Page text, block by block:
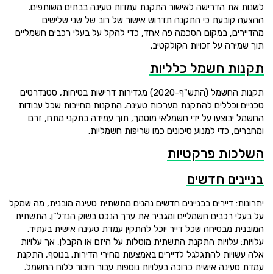
לשנות את הדרישה לאישור התקנת עמדות טעינה בבתים משותפים.
ההצעה קובעת כי התקנה תדרוש אישור של רוב של שני שלישים
מהדיירים, במקום הסכמה פה אחד, כדי להקל על בעלי רכבים חשמליים
תוך שמירה על זכויות הקולקטיב.
תקנות חשמל כלליות
תקנות החשמל (התש"ף-2020) מגדירות דרישות בטיחות, סטנדרטים
טכניים וכללים להתקנת מערכות טעינה. התקנות מחייבות שכל עבודות
החשמל יבוצעו על ידי חשמלאי מוסמך, תוך עמידה בתקני מתח, זרם
ומחברים, כדי למנוע סיכונים כמו שריפות חשמליות.
השלכות פרקטיות
בניינים חדשים
יתרונות: דיירים בבניינים חדשים נהנים מתשתית טעינה מובנית, מה שמקל
על בעלי רכבים חשמליים ומגביר את ערך הנכס בשוק הנדל"ן. התשתית
המובנית מבטיחה שכל דייר יוכל להתקין עמדת טעינה אישית בעתיד.
עלויות: עלויות התקנת התשתית מוטלות על היזם או הקבלן, אך עלויות
אלה עשויות להתגלגל לדיירים באמצעות מחירי הדירות. בנוסף, התקנת
עמדת טעינה אישית כרוכה בעלויות נוספות עבור חיבור ללוח החשמל.